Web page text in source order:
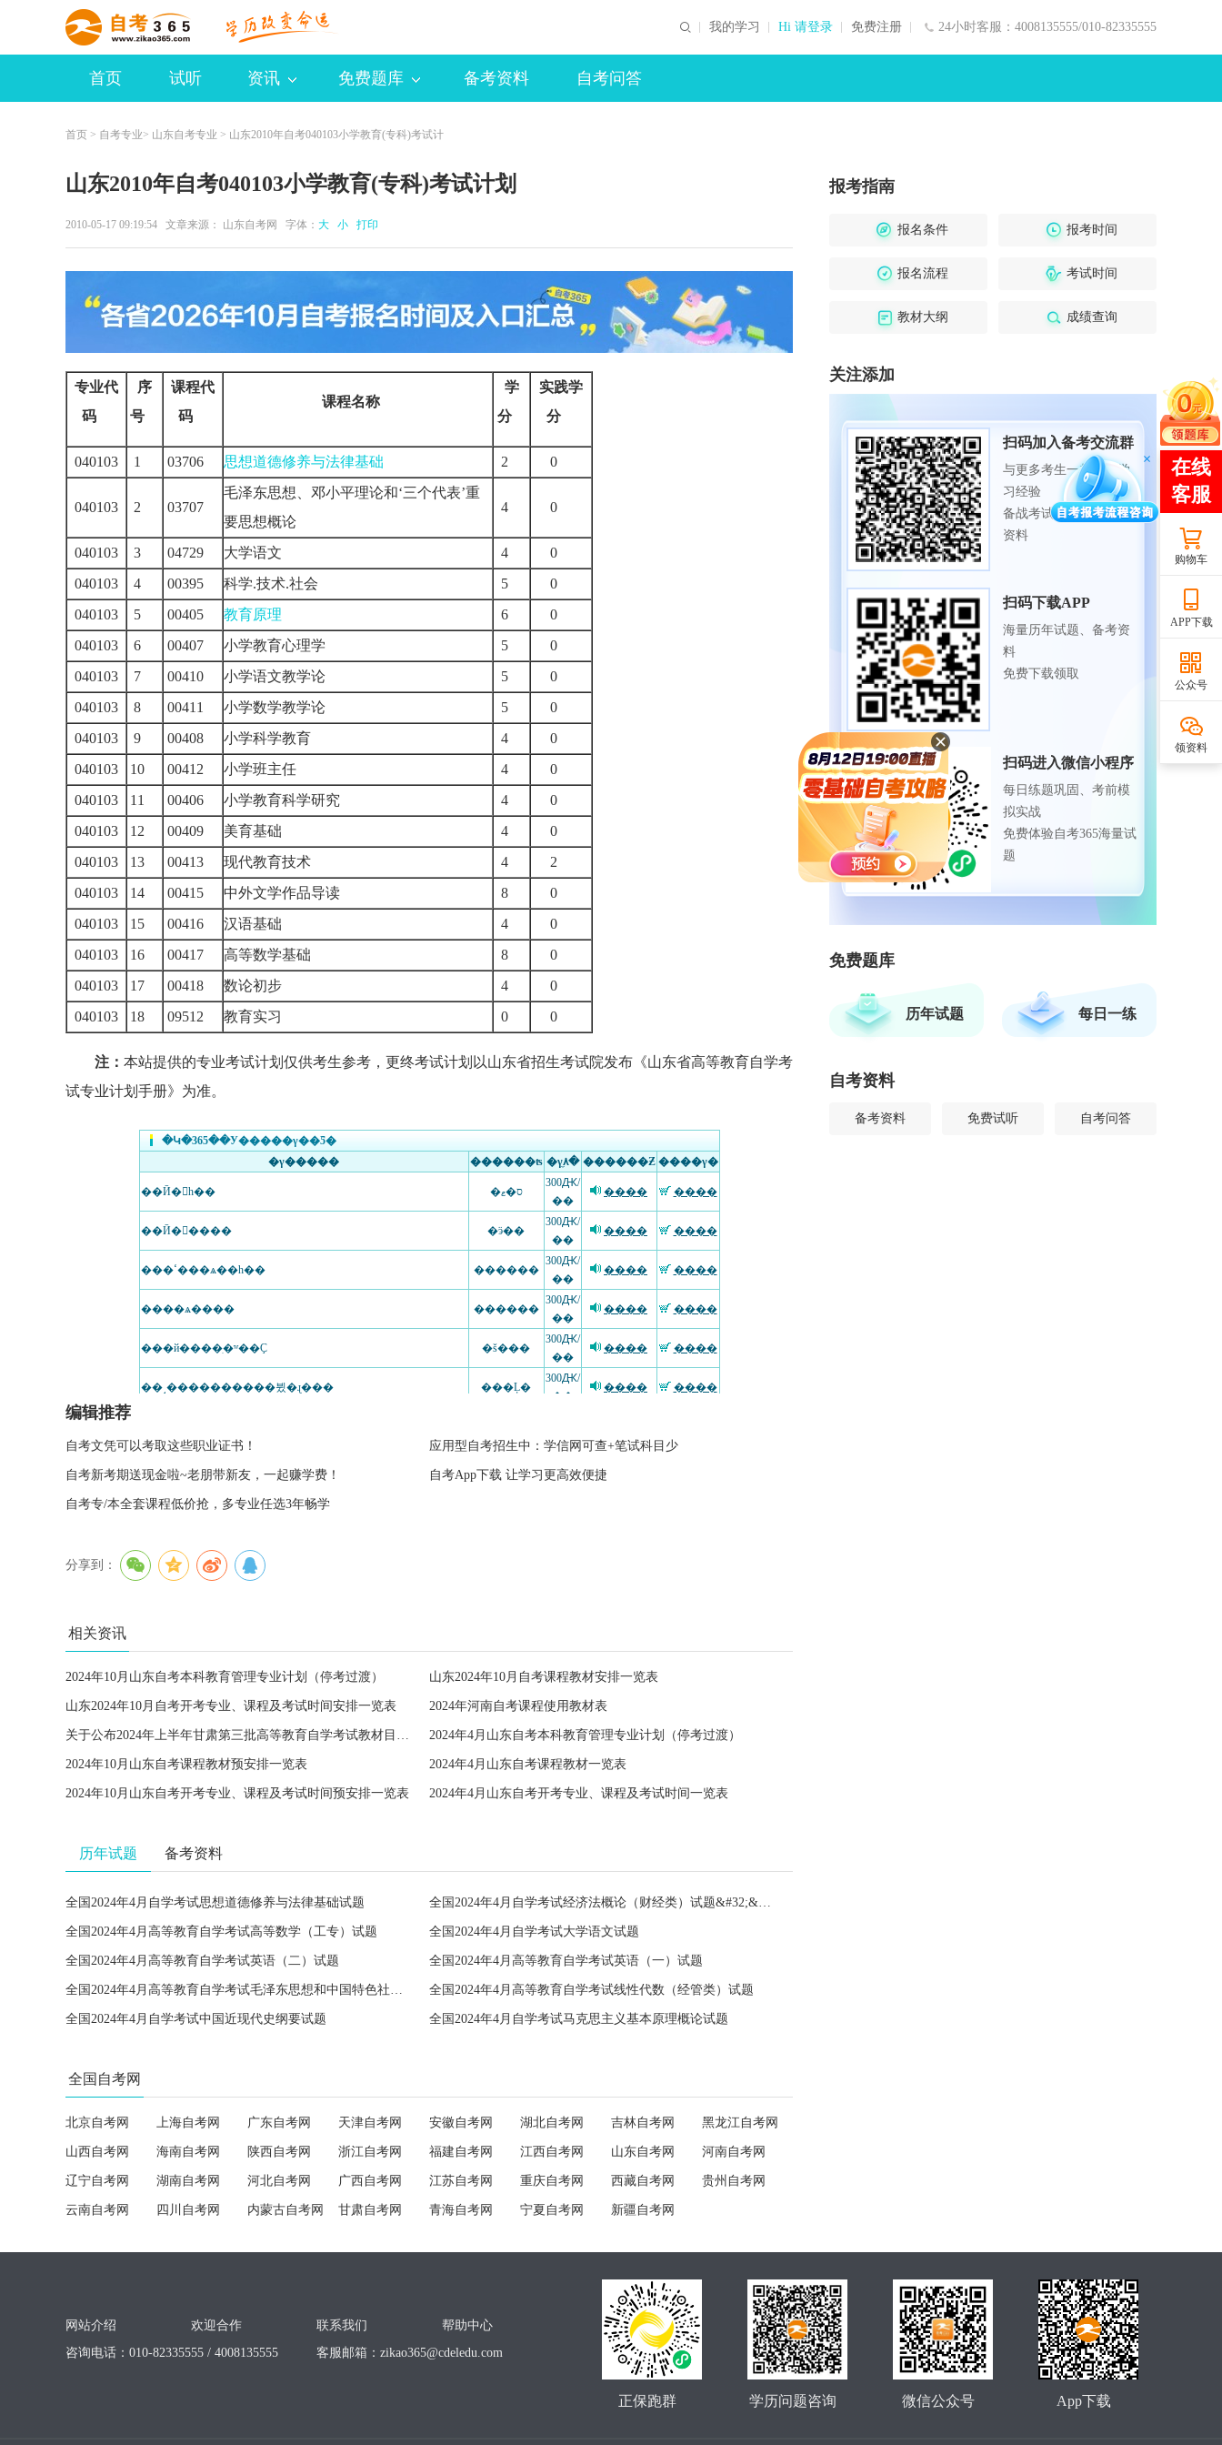
24小时客服：4008135555/010-82335555
我的学习 Hi 请登录 免费注册
首页 试听 资讯 免费题库 备考资料 自考问答
首页 > 自考专业> 山东自考专业 > 山东2010年自考040103小学教育(专科)考试计
山东2010年自考040103小学教育(专科)考试计划
2010-05-17 09:19:54 文章来源： 山东自考网 字体： 大 小 打印
专业代
码
序
号
课程代
码
课程名称
学
分
实践学
分
040103 1 03706 思想道德修养与法律基础 2 0
040103 2 03707
毛泽东思想、邓小平理论和‘三个代表’重
要思想概论
4 0
040103 3 04729 大学语文 4
0
040103
4 00395 科学.技术.社会 5
0
040103
5 00405 教育原理 6
0
040103
6 00407 小学教育心理学 5
0
040103
7 00410 小学语文教学论 5
0
040103
8 00411 小学数学教学论 5
0
040103
9 00408 小学科学教育 4
0
040103
10 00412 小学班主任 4
0
040103
11 00406 小学教育科学研究 4
0
040103
12 00409 美育基础 4
0
040103
13 00413 现代教育技术 4
2
040103
14 00415 中外文学作品导读 8
0
040103
15 00416 汉语基础 4
0
040103
16 00417 高等数学基础 8
0
040103
17 00418 数论初步 4
0
040103
18 09512 教育实习 0 0
注： 本站提供的专业考试计划仅供考生参考，更终考试计划以山东省招生考试院发布《山东省高等教育自学考
试专业计划手册》为准。
编辑推荐
自考文凭可以考取这些职业证书！ 应用型自考招生中：学信网可查+笔试科目少
自考新考期送现金啦~老朋带新友，一起赚学费！ 自考App下载 让学习更高效便捷
自考专/本全套课程低价抢，多专业任选3年畅学
分享到：
相关资讯
2024年10月山东自考本科教育管理专业计划（停考过渡） 山东2024年10月自考课程教材安排一览表
山东2024年10月自考开考专业、课程及考试时间安排一览表 2024年河南自考课程使用教材表
关于公布2024年上半年甘肃第三批高等教育自学考试教材目录的通知 2024年4月山东自考本科教育管理专业计划（停考过渡）
2024年10月山东自考课程教材预安排一览表 2024年4月山东自考课程教材一览表
2024年10月山东自考开考专业、课程及考试时间预安排一览表 2024年4月山东自考开考专业、课程及考试时间一览表
历年试题 备考资料
全国2024年4月自学考试思想道德修养与法律基础试题 全国2024年4月自学考试经济法概论（财经类）试题&#32;&#32;
全国2024年4月高等教育自学考试高等数学（工专）试题 全国2024年4月自学考试大学语文试题
全国2024年4月高等教育自学考试英语（二）试题 全国2024年4月高等教育自学考试英语（一）试题
全国2024年4月高等教育自学考试毛泽东思想和中国特色社会主义理论体系概论试题 全国2024年4月高等教育自学考试线性代数（经管类）试题
全国2024年4月自学考试中国近现代史纲要试题 全国2024年4月自学考试马克思主义基本原理概论试题
全国自考网
北京自考网 上海自考网 广东自考网 天津自考网 安徽自考网 湖北自考网 吉林自考网 黑龙江自考网
山西自考网 海南自考网 陕西自考网 浙江自考网 福建自考网 江西自考网 山东自考网 河南自考网
辽宁自考网 湖南自考网 河北自考网 广西自考网 江苏自考网 重庆自考网 西藏自考网 贵州自考网
云南自考网 四川自考网 内蒙古自考网 甘肃自考网 青海自考网 宁夏自考网 新疆自考网
报考指南
报名条件 报考时间
报名流程 考试时间
教材大纲 成绩查询
关注添加
扫码加入备考交流群
与更多考生一起交流学
习经验
备战考试，获取试题及
资料
扫码下载APP
海量历年试题、备考资
料
免费下载领取
扫码进入微信小程序
每日练题巩固、考前模
拟实战
免费体验自考365海量试
题
免费题库
历年试题 每日一练
自考资料
备考资料 免费试听 自考问答
购物车
APP下载
公众号
领资料
网站介绍 欢迎合作 联系我们
帮助中心
咨询电话：010-82335555 / 4008135555
客服邮箱： zikao365@cdeledu.com
App下载
微信公众号
学历问题咨询
正保跑群